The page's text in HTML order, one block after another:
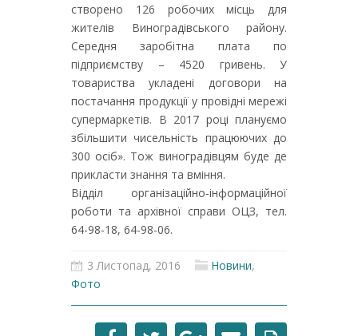
створено 126 робочих місць для
жителів Виноградівського району.
Середня заробітна плата по
підприємству – 4520 гривень. У
товариства укладені договори на
постачання продукції у провідні мережі
супермаркетів. В 2017 році плануємо
збільшити чисельність працюючих до
300 осіб». Тож виноградівцям буде де
прикласти знання та вміння.
Відділ організаційно-інформаційної
роботи та архівної справи ОЦЗ, тел.
64-98-18, 64-98-06.
3 Листопад, 2016 Новини,
Фото